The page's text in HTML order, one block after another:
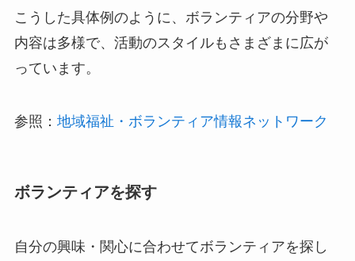
こうした具体例のように、ボランティアの分野や
内容は多様で、活動のスタイルもさまざまに広が
っています。
参照： 地域福祉・ボランティア情報ネットワーク
ボランティアを探す
自分の興味・関心に合わせてボランティアを探し